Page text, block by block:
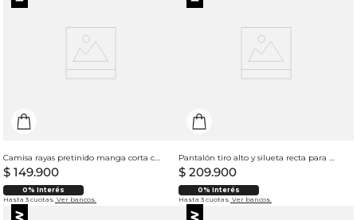
Camisa rayas pretinido manga corta cuello polo para hombre
$ 149.900
0% Interés
Hasta 3 cuotas. Ver bancos.
Pantalón tiro alto y silueta recta para mujer
$ 209.900
0% Interés
Hasta 3 cuotas. Ver bancos.